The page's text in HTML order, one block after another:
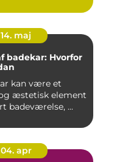
14. maj
badekar: Hvorfor
kan være et
æstetisk element
badeværelse, ...
04. apr